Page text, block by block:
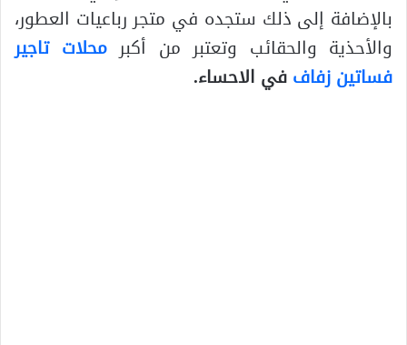
بالإضافة إلى ذلك ستجده في متجر رباعيات العطور،
والأحذية والحقائب وتعتبر من أكبرمحلات تاجير
فساتين زفاففي الاحساء.